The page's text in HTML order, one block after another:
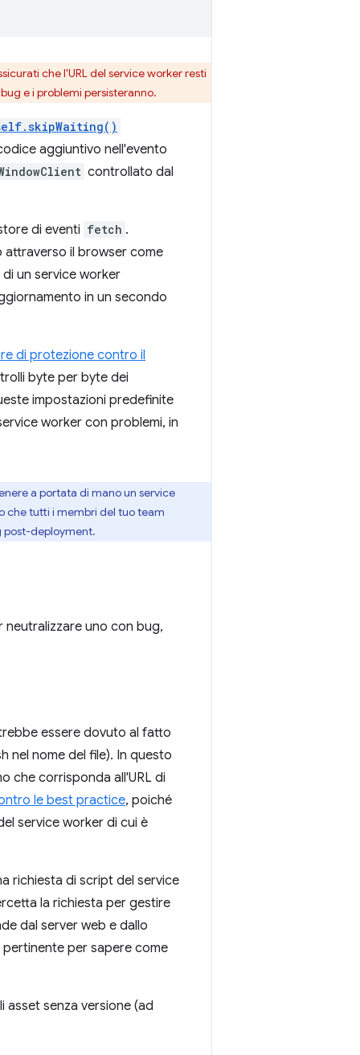
che l'URL del service worker resti
e i problemi persisteranno.
aggiuntivo nell'evento
controllato dal
di eventi fetch .
attraverso il browser come
un service worker
in un secondo
di protezione contro il
byte per byte dei
impostazioni predefinite
worker con problemi, in
a portata di mano un service
che tutti i membri del tuo team
post-deployment.
uno con bug,
essere dovuto al fatto
nel nome del file). In questo
che corrisponda all'URL di
le best practice, poiché
service worker di cui è
richiesta di script del service
la richiesta per gestire
dal server web e dallo
per sapere come
asset senza versione (ad